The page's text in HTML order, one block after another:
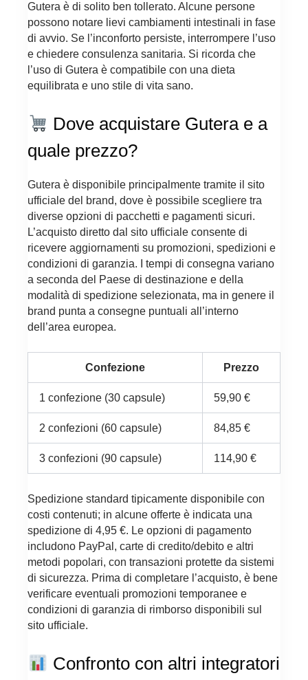
Gutera è di solito ben tollerato. Alcune persone
possono notare lievi cambiamenti intestinali in fase
di avvio. Se l’inconforto persiste, interrompere l’uso
e chiedere consulenza sanitaria. Si ricorda che
l’uso di Gutera è compatibile con una dieta
equilibrata e uno stile di vita sano.
Dove acquistare Gutera e a
quale prezzo?
Gutera è disponibile principalmente tramite il sito
ufficiale del brand, dove è possibile scegliere tra
diverse opzioni di pacchetti e pagamenti sicuri.
L’acquisto diretto dal sito ufficiale consente di
ricevere aggiornamenti su promozioni, spedizioni e
condizioni di garanzia. I tempi di consegna variano
a seconda del Paese di destinazione e della
modalità di spedizione selezionata, ma in genere il
brand punta a consegne puntuali all’interno
dell’area europea.
Confezione Prezzo
1 confezione (30 capsule) 59,90 €
2 confezioni (60 capsule) 84,85 €
3 confezioni (90 capsule) 114,90 €
Spedizione standard tipicamente disponibile con
costi contenuti; in alcune offerte è indicata una
spedizione di 4,95 €. Le opzioni di pagamento
includono PayPal, carte di credito/debito e altri
metodi popolari, con transazioni protette da sistemi
di sicurezza. Prima di completare l’acquisto, è bene
verificare eventuali promozioni temporanee e
condizioni di garanzia di rimborso disponibili sul
sito ufficiale.
Confronto con altri integratori